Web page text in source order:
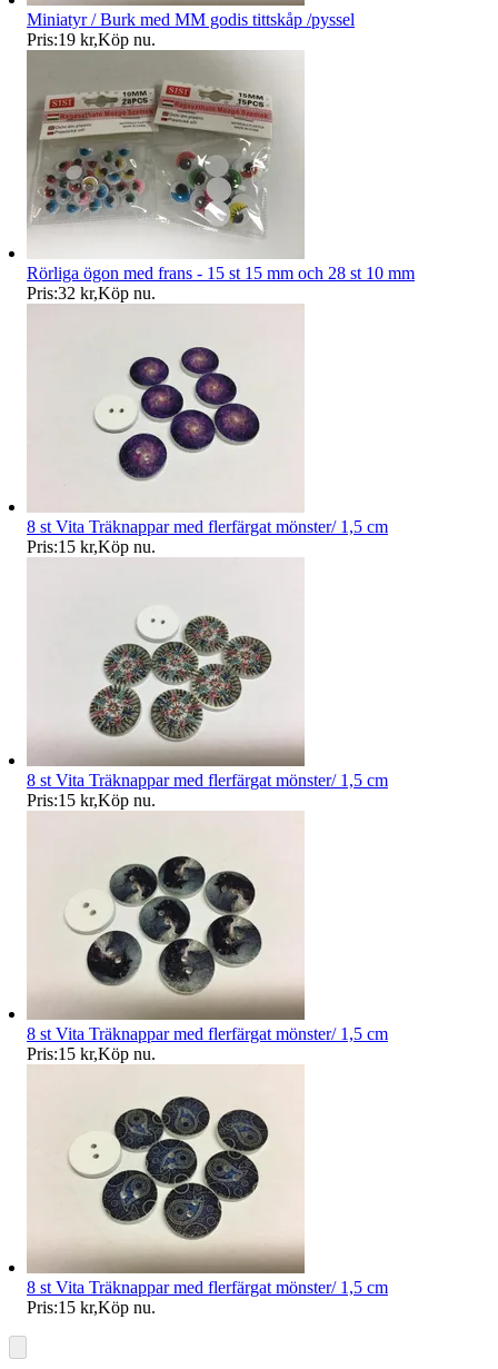
Miniatyr / Burk med MM godis tittskåp /pyssel
Pris:19 kr,Köp nu.
Rörliga ögon med frans - 15 st 15 mm och 28 st 10 mm
Pris:32 kr,Köp nu.
8 st Vita Träknappar med flerfärgat mönster/ 1,5 cm
Pris:15 kr,Köp nu.
8 st Vita Träknappar med flerfärgat mönster/ 1,5 cm
Pris:15 kr,Köp nu.
8 st Vita Träknappar med flerfärgat mönster/ 1,5 cm
Pris:15 kr,Köp nu.
8 st Vita Träknappar med flerfärgat mönster/ 1,5 cm
Pris:15 kr,Köp nu.